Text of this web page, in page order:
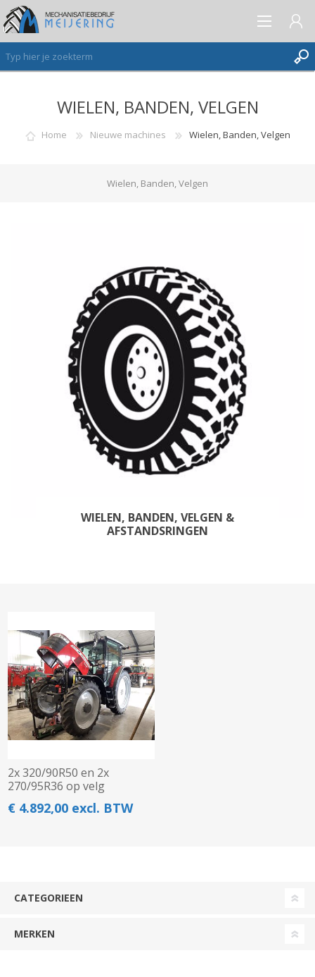
AANMELDEN ALS NIEUWE KLANT
INLOGGEN
WIELEN, BANDEN, VELGEN
Home Nieuwe machines Wielen, Banden, Velgen
Wielen, Banden, Velgen
WIELEN, BANDEN, VELGEN &
AFSTANDSRINGEN
2x 320/90R50 en 2x
270/95R36 op velg
€ 4.892,00 excl. BTW
CATEGORIEEN
MERKEN